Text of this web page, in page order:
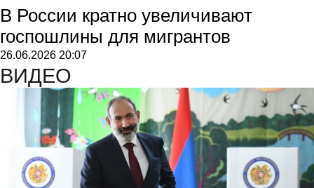
В России кратно увеличивают
госпошлины для мигрантов
26.06.2026 20:07
ВИДЕО